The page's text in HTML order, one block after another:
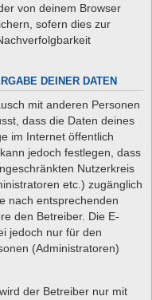
von deinem Browser
sofern dies zur
DEINER DATEN
mit anderen Personen
dass die Daten deines
im Internet öffentlich
jedoch festlegen, dass
Nutzerkreis
etc.) zugänglich
nach entsprechenden
den Betreiber. Die E-
jedoch nur für den
(Administratoren)
der Betreiber nur mit